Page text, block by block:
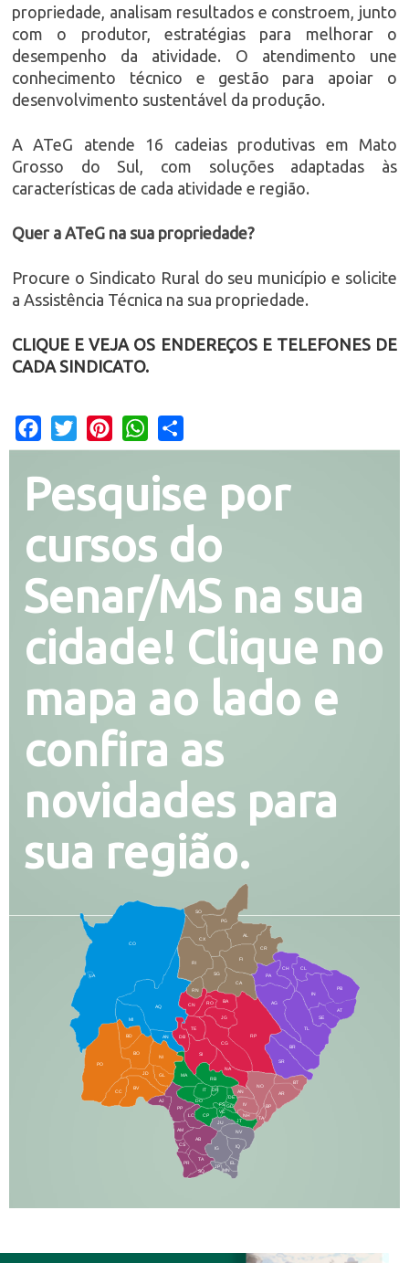
propriedade, analisam resultados e constroem, junto
com o produtor, estratégias para melhorar o
desempenho da atividade. O atendimento une
conhecimento técnico e gestão para apoiar o
desenvolvimento sustentável da produção.
A ATeG atende 16 cadeias produtivas em Mato
Grosso do Sul, com soluções adaptadas às
características de cada atividade e região.
Quer a ATeG na sua propriedade?
Procure o Sindicato Rural do seu município e solicite
a Assistência Técnica na sua propriedade.
CLIQUE E VEJA OS ENDEREÇOS E TELEFONES DE
CADA SINDICATO.
Facebook
Twitter PinterestWhatsApp
Pesquise por
cursos do
Senar/MS na sua
cidade! Clique no
mapa ao lado e
confira as
novidades para
sua região.
CO
AQ
MI
AN
CX
RI
AL
CR
FI
SG
BA
CA
PA
CH CL
PB
SE
TL
AG
BR
SR
BT
AR
RP
RO
JG
CG
SI
NA
TA
NH
JT
RB
MA
IT
DR
DO
CP
JU
NV
IQ
EL
BD
BO
NI
JD
PO
BV
CC
PP
AJ
LC
AM
AB
JP
DB
TE
CS
PR
TA
SQ
IG
MN
IN
NO
BP
RN
CN
GL
AN
IV
FS
VC
GD
DE
AT
PG
SO
LA